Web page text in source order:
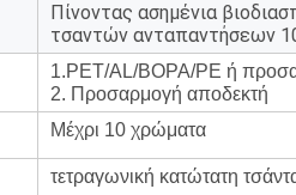
Πίνοντας ασημένια
τσαντών ανταπαντήσεων
1.PET/AL/BOPA/PE ή
2. Προσαρμογή αποδεκτή
Μέχρι 10 χρώματα
τετραγωνική κατώτατη